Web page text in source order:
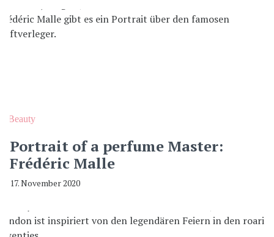
Beauty
Portrait of a perfume Master:
Frédéric Malle
17. November 2020